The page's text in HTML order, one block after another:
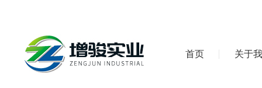
首页 关于